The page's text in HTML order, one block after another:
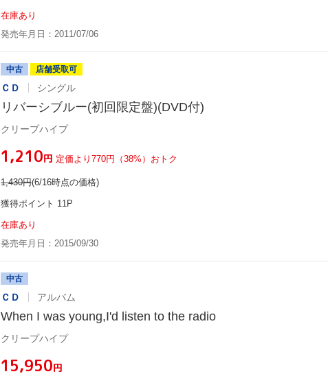
在庫あり
発売年月日：2011/07/06
中古 店舗受取可
ＣＤ シングル
リバーシブルー(初回限定盤)(DVD付)
クリープハイプ
¥1,210円 定価より770円（38%）おトク
1,430円(6/16時点の価格)
獲得ポイント 11P
在庫あり
発売年月日：2015/09/30
中古
ＣＤ アルバム
When I was young,I'd listen to the radio
クリープハイプ
¥15,950円